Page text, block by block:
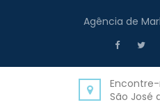
Agência de
São José